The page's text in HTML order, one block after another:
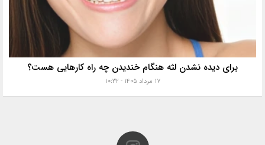
برای دیده نشدن لثه هنگام خندیدن چه راه کارهایی هست؟
۱۷ مرداد ۱۴۰۵ - ۱۰:۳۲